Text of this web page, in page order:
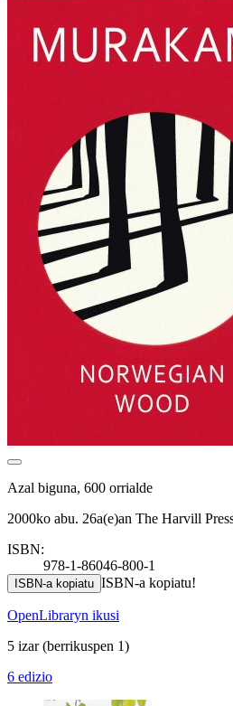
Azal biguna, 600 orrialde
2000ko abu. 26a(e)an The Harvill
ISBN:
978-1-86046-800-1
ISBN-a kopiatu ISBN-a kopiatu!
OpenLibraryn ikusi
5 izar(berrikuspen 1)
6 edizio